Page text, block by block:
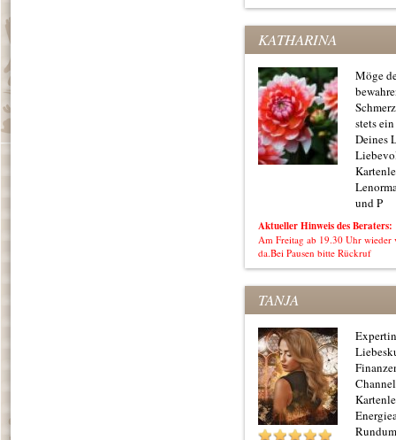
KATHARINA
Möge
stets
Deines
und P
Aktueller Hinweis des Beraters:
Am Freitag ab 19.30 Uhr wieder
da.Bei Pausen bitte Rückruf
TANJA